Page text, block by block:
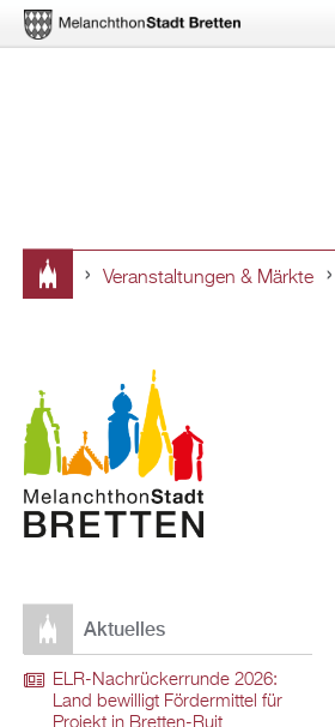
hier
Veranstaltungen & Märkte
Aktuelles
ELR-Nachrückerrunde 2026:
Land bewilligt Fördermittel für